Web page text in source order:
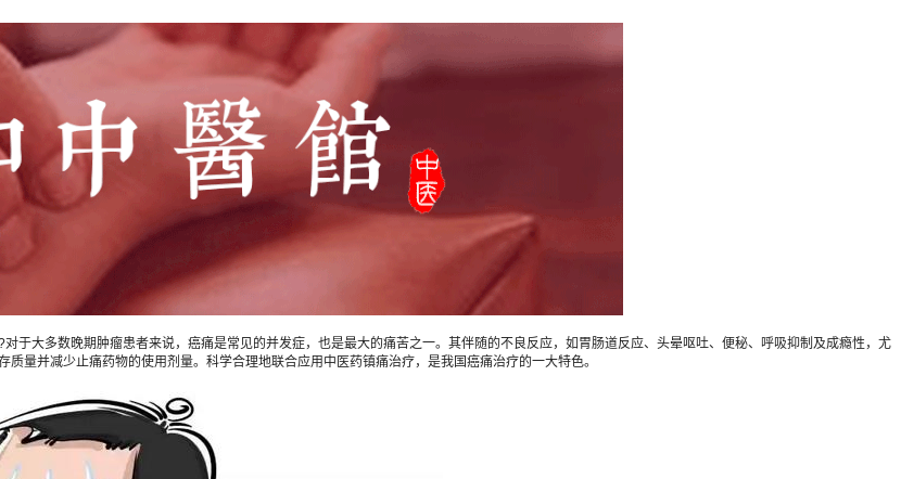
大多数晚期肿瘤患者来说，癌痛是常见的并发症，也是最大的痛苦之一。其伴随的不良反应，如胃肠道反应、头晕呕吐、便秘、呼吸抑制及成瘾性，尤
量并减少止痛药物的使用剂量。科学合理地联合应用中医药镇痛治疗，是我国癌痛治疗的一大特色。